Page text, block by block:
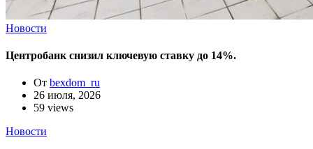
Новости
Центробанк снизил ключевую ставку до 14%.
От bexdom_ru
26 июля, 2026
59 views
Новости